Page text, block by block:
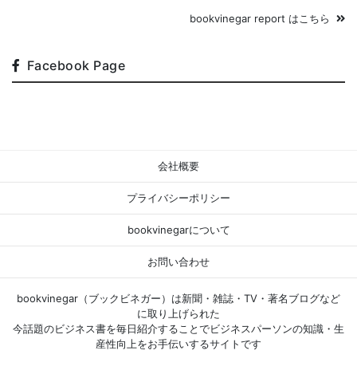
bookvinegar report はこちら
Facebook Page
会社概要
プライバシーポリシー
bookvinegarについて
お問い合わせ
bookvinegar（ブックビネガー）は新聞・雑誌・TV・著名ブログなど
に取り上げられた
今話題のビジネス書を毎日紹介することでビジネスパーソンの知識・生
産性向上をお手伝いするサイトです